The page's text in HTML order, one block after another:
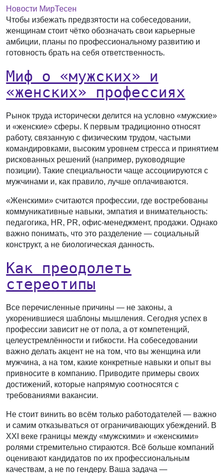
Новости МирТесен
Чтобы избежать предвзятости на собеседовании,
женщинам стоит чётко обозначать свои карьерные
амбиции, планы по профессиональному развитию и
готовность брать на себя ответственность.
Миф о «мужских» и
«женских» профессиях
Рынок труда исторически делится на условно «мужские»
и «женские» сферы. К первым традиционно относят
работу, связанную с физическим трудом, частыми
командировками, высоким уровнем стресса и принятием
рискованных решений (например, руководящие
позиции). Такие специальности чаще ассоциируются с
мужчинами и, как правило, лучше оплачиваются.
«Женскими» считаются профессии, где востребованы
коммуникативные навыки, эмпатия и внимательность:
педагогика, HR, PR, офис-менеджмент, продажи. Однако
важно понимать, что это разделение — социальный
конструкт, а не биологическая данность.
Как преодолеть
стереотипы
Все перечисленные причины — не законы, а
укоренившиеся шаблоны мышления. Сегодня успех в
профессии зависит не от пола, а от компетенций,
целеустремлённости и гибкости. На собеседовании
важно делать акцент не на том, что вы женщина или
мужчина, а на том, какие конкретные навыки и опыт вы
привносите в компанию. Приводите примеры своих
достижений, которые напрямую соотносятся с
требованиями вакансии.
Не стоит винить во всём только работодателей — важно
и самим отказываться от ограничивающих убеждений. В
XXI веке границы между «мужскими» и «женскими»
ролями стремительно стираются. Всё больше компаний
оценивают кандидатов по их профессиональным
качествам, а не по гендеру. Ваша задача —